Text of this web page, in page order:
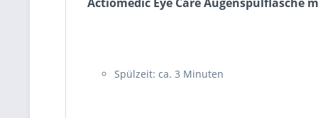
Spülzeit: ca. 3 Minuten